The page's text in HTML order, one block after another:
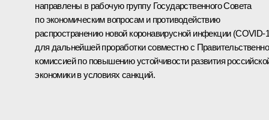
направлены в рабочую группу Государственного Совета
по экономическим вопросам и противодействию
распространению новой коронавирусной инфекции (COVID-
для дальнейшей проработки совместно с
комиссией по повышению устойчивости развития
экономики в условиях санкций.